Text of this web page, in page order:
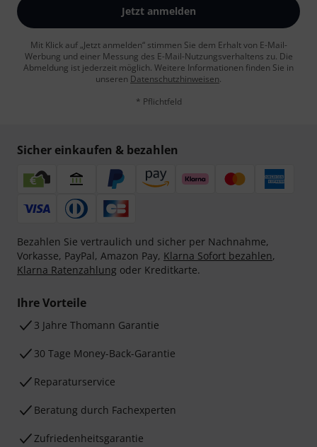
Jetzt anmelden
Mit Klick auf „Jetzt anmelden“ stimmen Sie dem Erhalt von E-Mail-
Werbung und einer Messung des E-Mail-Nutzungsverhaltens zu. Die
Abmeldung ist jederzeit möglich. Weitere Informationen finden Sie in
unseren Datenschutzhinweisen.
* Pflichtfeld
Sicher einkaufen & bezahlen
Bezahlen Sie vertraulich und sicher per Nachnahme,
Vorkasse, PayPal, Amazon Pay, Klarna Sofort bezahlen,
Klarna Ratenzahlung oder Kreditkarte.
Ihre Vorteile
3 Jahre Thomann Garantie
30 Tage Money-Back-Garantie
Reparaturservice
Beratung durch Fachexperten
Zufriedenheitsgarantie